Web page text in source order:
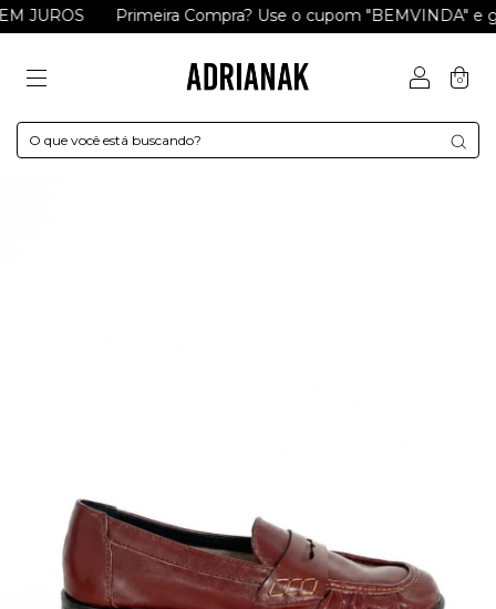
Primeira Compra? Use o cupom "BEMVINDA" e ganhe
0